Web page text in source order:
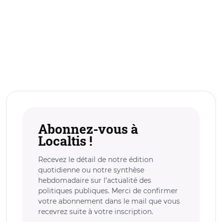
Abonnez-vous à
Localtis !
Recevez le détail de notre édition
quotidienne ou notre synthèse
hebdomadaire sur l’actualité des
politiques publiques. Merci de confirmer
votre abonnement dans le mail que vous
recevrez suite à votre inscription.